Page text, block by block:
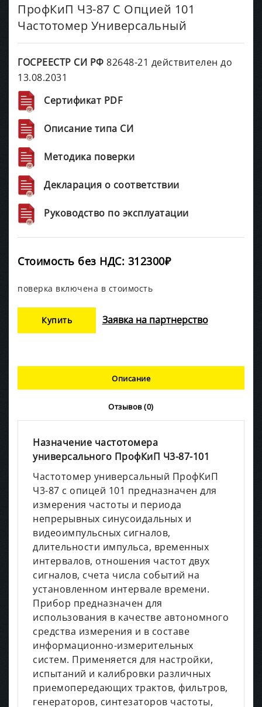
ПрофКиП Ч3-87 С Опцией 101
Частотомер Универсальный
ГОСРЕЕСТР СИ РФ 82648-21 действителен до
13.08.2031
Сертификат PDF
Описание типа СИ
Методика поверки
Декларация о соответствии
Руководство по эксплуатации
Стоимость без НДС: 312300₽
поверка включена в стоимость
Купить Заявка на партнерство
Описание
Отзывов (0)
Назначение частотомера
универсального ПрофКиП Ч3-87-101
Частотомер универсальный ПрофКиП
Ч3-87 с опицей 101 предназначен для
измерения частоты и периода
непрерывных синусоидальных и
видеоимпульсных сигналов,
длительности импульса, временных
интервалов, отношения частот двух
сигналов, счета числа событий на
установленном интервале времени.
Прибор предназначен для
использования в качестве автономного
средства измерения и в составе
информационно-измерительных
систем. Применяется для настройки,
испытаний и калибровки различных
приемопередающих трактов, фильтров,
генераторов, синтезаторов частоты,